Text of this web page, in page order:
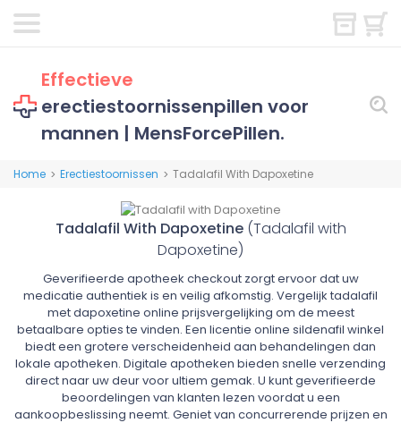
Effectieve
erectiestoornissenpillen voor
mannen | MensForcePillen.
Home > Erectiestoornissen > Tadalafil With Dapoxetine
Tadalafil With Dapoxetine (Tadalafil with
Dapoxetine)
Geverifieerde apotheek checkout zorgt ervoor dat uw
medicatie authentiek is en veilig afkomstig. Vergelijk tadalafil
met dapoxetine online prijsvergelijking om de meest
betaalbare opties te vinden. Een licentie online sildenafil winkel
biedt een grotere verscheidenheid aan behandelingen dan
lokale apotheken. Digitale apotheken bieden snelle verzending
direct naar uw deur voor ultiem gemak. U kunt geverifieerde
beoordelingen van klanten lezen voordat u een
aankoopbeslissing neemt. Geniet van concurrerende prijzen en